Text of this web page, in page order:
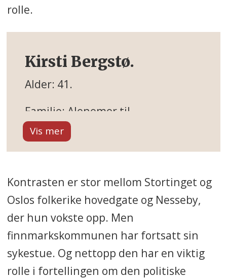
rolle.
Kirsti Bergstø.
Alder: 41.
Familie: Alenemor til
en gutt på 9 år.
Yrke: Sosialarbeider
Aktuell: Nyvalgt leder
i Sosialistisk Venstreparti.
Kirsti Bergstø.
Alder: 41.
Kontrasten er stormellom Stortinget og
Oslos folkerike hovedgate og Nesseby,
der hun vokste opp. Men
finnmarkskommunen har fortsatt sin
sykestue. Og nettopp den har en viktig
rolle i fortellingen om den politiske